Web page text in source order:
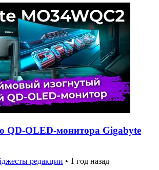
QD-OLED-монитора Gigabyte
редакции • 1 год назад